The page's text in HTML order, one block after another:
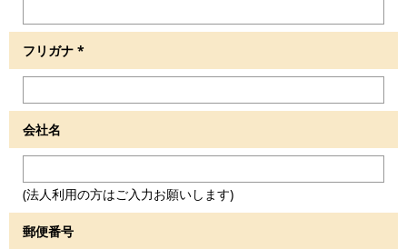
フリガナ *
会社名
(法人利用の方はご入力お願いします)
郵便番号